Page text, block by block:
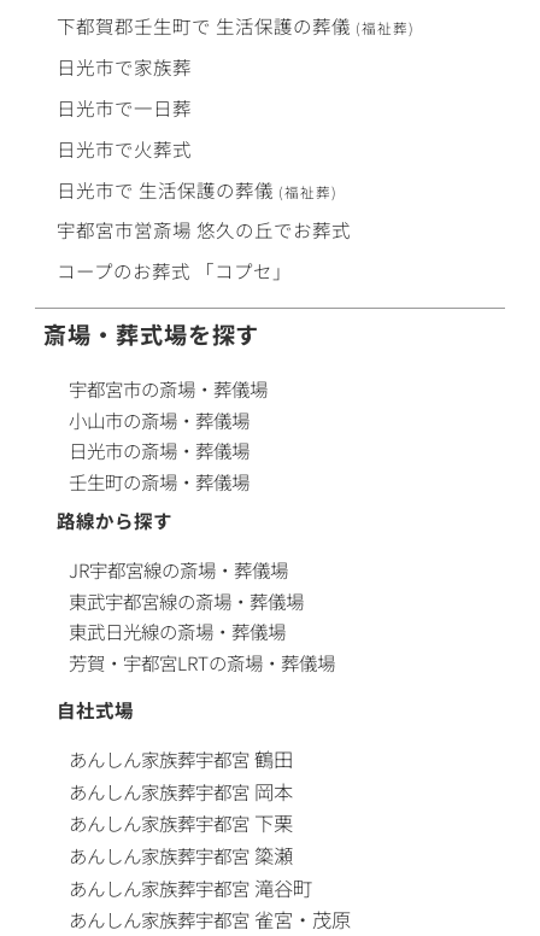
下都賀郡壬生町で 生活保護の葬儀 (福祉葬)
日光市で家族葬
日光市で一日葬
日光市で火葬式
日光市で 生活保護の葬儀 (福祉葬)
宇都宮市営斎場悠久の丘でお葬式
コープのお葬式 「コプセ」
斎場・葬式場を探す
宇都宮市の斎場・葬儀場
小山市の斎場・葬儀場
日光市の斎場・葬儀場
壬生町の斎場・葬儀場
路線から探す
JR宇都宮線の斎場・葬儀場
東武宇都宮線の斎場・葬儀場
東武日光線の斎場・葬儀場
芳賀・宇都宮LRTの斎場・葬儀場
自社式場
あんしん家族葬宇都宮鶴田
あんしん家族葬宇都宮 岡本
あんしん家族葬宇都宮 下栗
あんしん家族葬宇都宮 簗瀬
あんしん家族葬宇都宮 滝谷町
あんしん家族葬宇都宮 雀宮・茂原